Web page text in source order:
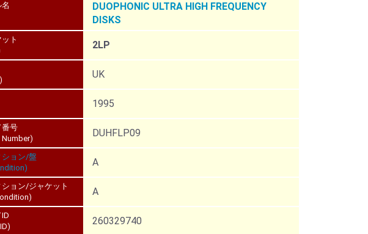
DUOPHONIC ULTRA HIGH FREQUENCY
DISKS
ト
2LP
UK
1995
番号
DUHFLP09
ション/盤
A
ション/ジャケット
A
260329740